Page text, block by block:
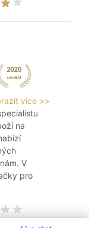
více >>
na
V
pro